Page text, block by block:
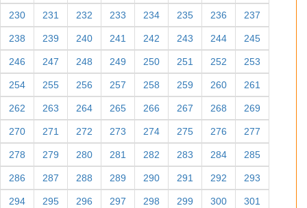
230 231 232 233 234 235 236 237
238 239 240 241 242 243 244 245
246 247 248 249 250 251 252 253
254 255 256 257 258 259 260 261
262 263 264 265 266 267 268 269
270 271 272 273 274 275 276 277
278 279 280 281 282 283 284 285
286 287 288 289 290 291 292 293
294 295 296 297 298 299 300 301